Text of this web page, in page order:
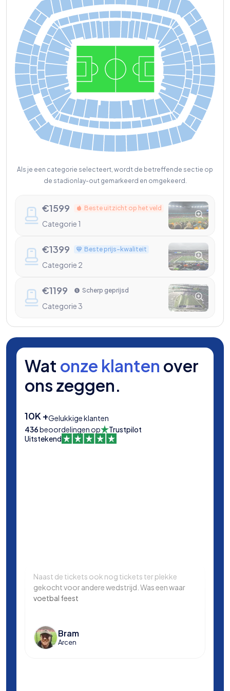
€1599 Beste uitzicht op het veld
Categorie 1
€1399 Beste prijs-kwaliteit
Categorie 2
€1199 Scherp geprijsd
Categorie 3
Als je een categorie selecteert, wordt de betreffende sectie op
de stadionlay-out gemarkeerd en omgekeerd.
Wat onze klanten over
ons zeggen.
10K +Gelukkige klanten
436beoordelingen op
Trustpilot
Uitstekend
Naast de tickets ook nog tickets ter plekke
gekocht voor andere wedstrijd. Was een waar
voetbal feest
Bram
Arcen